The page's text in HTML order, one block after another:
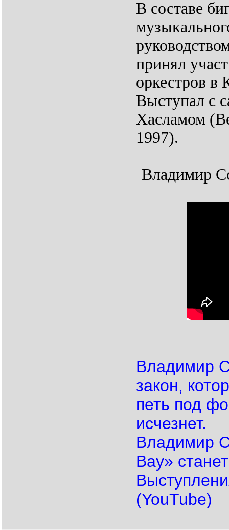
В составе
принял
оркестров в
Выступал с
Хасламом
1997).
Владимир
Владимир
закон,
петь под
исчезнет.
Владимир
Bay»
(YouTube)